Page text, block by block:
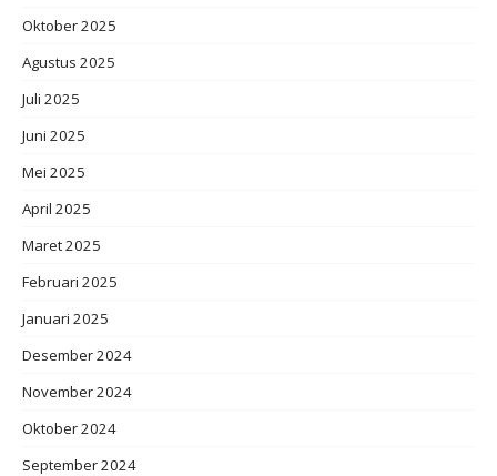
Oktober 2025
Agustus 2025
Juli 2025
Juni 2025
Mei 2025
April 2025
Maret 2025
Februari 2025
Januari 2025
Desember 2024
November 2024
Oktober 2024
September 2024